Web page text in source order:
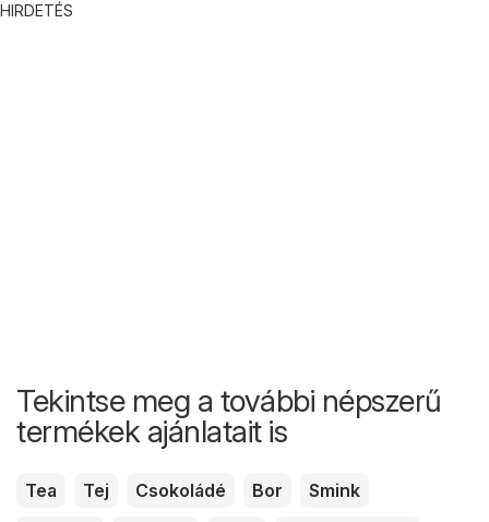
HIRDETÉS
Tekintse meg a további népszerű
termékek ajánlatait is
Tea Tej Csokoládé Bor
Smink